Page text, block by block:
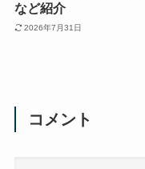
など紹介
2026年7月31日
コメント